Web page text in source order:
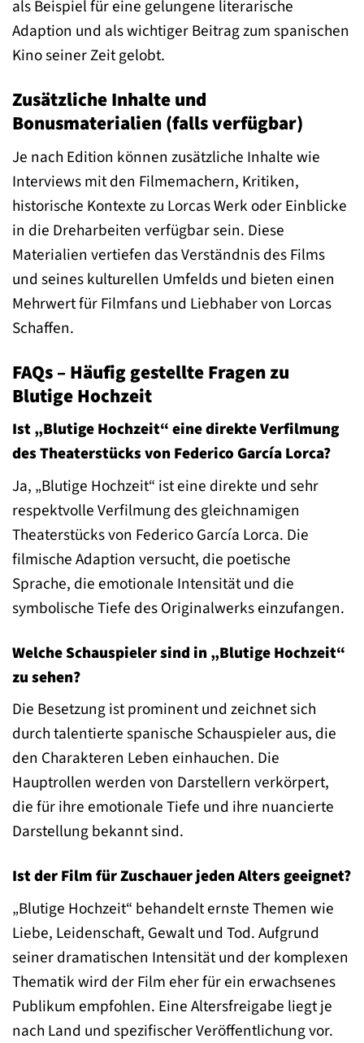
als Beispiel für eine gelungene literarische
Adaption und als wichtiger Beitrag zum spanischen
Kino seiner Zeit gelobt.
Zusätzliche Inhalte und
Bonusmaterialien (falls verfügbar)
Je nach Edition können zusätzliche Inhalte wie
Interviews mit den Filmemachern, Kritiken,
historische Kontexte zu Lorcas Werk oder Einblicke
in die Dreharbeiten verfügbar sein. Diese
Materialien vertiefen das Verständnis des Films
und seines kulturellen Umfelds und bieten einen
Mehrwert für Filmfans und Liebhaber von Lorcas
Schaffen.
FAQs – Häufig gestellte Fragen zu
Blutige Hochzeit
Ist „Blutige Hochzeit“ eine direkte Verfilmung
des Theaterstücks von Federico García Lorca?
Ja, „Blutige Hochzeit“ ist eine direkte und sehr
respektvolle Verfilmung des gleichnamigen
Theaterstücks von Federico García Lorca. Die
filmische Adaption versucht, die poetische
Sprache, die emotionale Intensität und die
symbolische Tiefe des Originalwerks einzufangen.
Welche Schauspieler sind in „Blutige Hochzeit“
zu sehen?
Die Besetzung ist prominent und zeichnet sich
durch talentierte spanische Schauspieler aus, die
den Charakteren Leben einhauchen. Die
Hauptrollen werden von Darstellern verkörpert,
die für ihre emotionale Tiefe und ihre nuancierte
Darstellung bekannt sind.
Ist der Film für Zuschauer jeden Alters geeignet?
„Blutige Hochzeit“ behandelt ernste Themen wie
Liebe, Leidenschaft, Gewalt und Tod. Aufgrund
seiner dramatischen Intensität und der komplexen
Thematik wird der Film eher für ein erwachsenes
Publikum empfohlen. Eine Altersfreigabe liegt je
nach Land und spezifischer Veröffentlichung vor.